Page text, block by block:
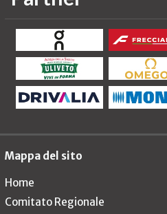
Mappa del sito
Home
Comitato Regionale